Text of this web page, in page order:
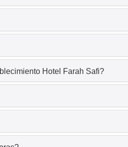
Hotel Farah Safi?